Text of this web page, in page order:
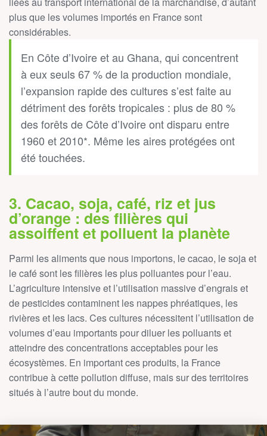
plus que les volumes importés en France sont
considérables.
En Côte d’Ivoire et au Ghana, qui concentrent
à eux seuls 67 % de la production mondiale,
l’expansion rapide des cultures s’est faite au
détriment des forêts tropicales : plus de 80 %
des forêts de Côte d’Ivoire ont disparu entre
1960 et 2010*. Même les aires protégées ont
été touchées.
3. Cacao, soja, café, riz et jus
d’orange : des filières qui
assoiffent et polluent la planète
Parmi les aliments que nous importons, le cacao, le soja et
le café sont les filières les plus polluantes pour l’eau.
L’agriculture intensive et l’utilisation massive d’engrais et
de pesticides contaminent les nappes phréatiques, les
rivières et les lacs. Ces cultures nécessitent l’utilisation de
volumes d’eau importants pour diluer les polluants et
atteindre des concentrations acceptables pour les
écosystèmes. En important ces produits, la France
contribue à cette pollution diffuse, mais sur des territoires
situés à l’autre bout du monde.